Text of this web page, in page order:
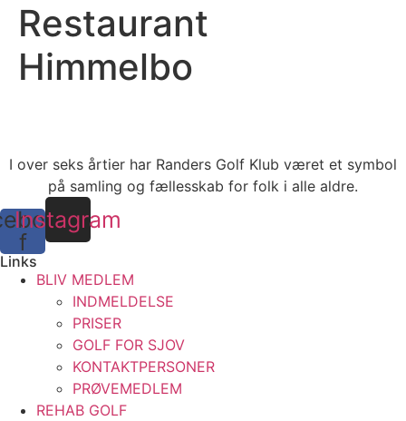
Restaurant
Himmelbo
I over seks årtier har Randers Golf Klub været et symbol
på samling og fællesskab for folk i alle aldre.
f
Instagram
Links
BLIV MEDLEM
INDMELDELSE
PRISER
GOLF FOR SJOV
KONTAKTPERSONER
PRØVEMEDLEM
REHAB GOLF